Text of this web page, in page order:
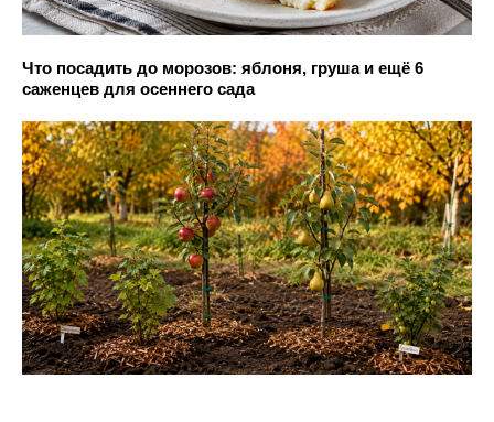
Что посадить до морозов: яблоня, груша и ещё 6
саженцев для осеннего сада